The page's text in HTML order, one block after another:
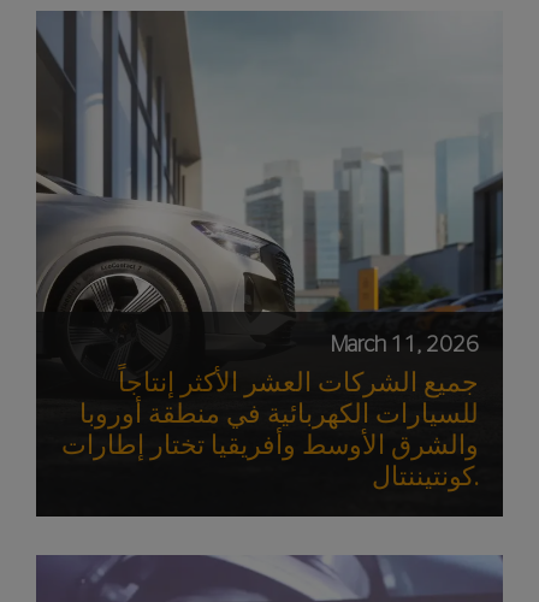
March 11, 2026
جميع الشركات العشر الأكثر إنتاجاً
للسيارات الكهربائية في منطقة أوروبا
والشرق الأوسط وأفريقيا تختار إطارات
كونتيننتال.